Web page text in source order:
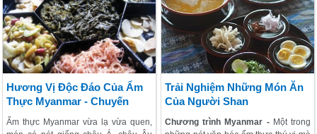
mê.
Hương Vị Độc Đáo Của Ẩm
Thực Myanmar - Chuyến
Hành Trình Ăn Uống Đầy Kỳ
Thú
Ẩm thực Myanmar vừa lạ vừa quen,
Trải Nghiệm Những Món Ăn
Của Người Shan
Chương trình Myanmar - Một trong